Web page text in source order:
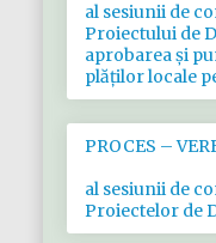
al sesiunii de
Proiectului de
aprobarea și
plăţilor locale
PROCES –
al sesiunii de
Proiectelor de